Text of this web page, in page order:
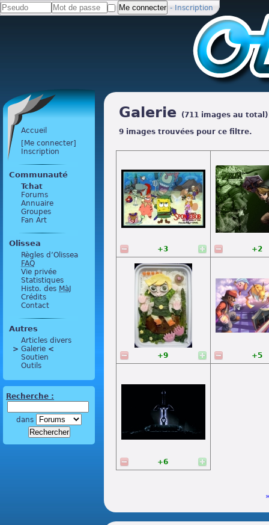
- Inscription
Accueil
[Me connecter]
Inscription
Communauté
Tchat
Forums
Annuaire
Groupes
Fan Art
Olissea
Règles d’Olissea
FAQ
Vie privée
Statistiques
Histo. des MàJ
Crédits
Contact
Autres
Articles divers
> Galerie <
Soutien
Outils
Recherche :
dans
Galerie
(711 images au total)
9 images trouvées pour ce filtre.
+3 +2
+9 +5
+6